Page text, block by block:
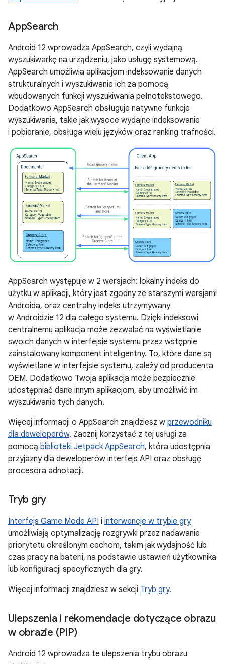
AppSearch
Android 12 wprowadza AppSearch, czyli wydajną
wyszukiwarkę na urządzeniu, jako usługę systemową.
AppSearch umożliwia aplikacjom indeksowanie danych
strukturalnych i wyszukiwanie ich za pomocą
wbudowanych funkcji wyszukiwania pełnotekstowego.
Dodatkowo AppSearch obsługuje natywne funkcje
wyszukiwania, takie jak wysoce wydajne indeksowanie
i pobieranie, obsługa wielu języków oraz ranking trafności.
AppSearch występuje w 2 wersjach: lokalny indeks do
użytku w aplikacji, który jest zgodny ze starszymi wersjami
Androida, oraz centralny indeks utrzymywany
w Androidzie 12 dla całego systemu. Dzięki indeksowi
centralnemu aplikacja może zezwalać na wyświetlanie
swoich danych w interfejsie systemu przez wstępnie
zainstalowany komponent inteligentny. To, które dane są
wyświetlane w interfejsie systemu, zależy od producenta
OEM. Dodatkowo Twoja aplikacja może bezpiecznie
udostępniać dane innym aplikacjom, aby umożliwić im
wyszukiwanie tych danych.
Więcej informacji o AppSearch znajdziesz w przewodniku
dla deweloperów. Zacznij korzystać z tej usługi za
pomocą biblioteki Jetpack AppSearch, która udostępnia
przyjazny dla deweloperów interfejs API oraz obsługę
procesora adnotacji.
Tryb gry
Interfejs Game Mode API i interwencje w trybie gry
umożliwiają optymalizację rozgrywki przez nadawanie
priorytetu określonym cechom, takim jak wydajność lub
czas pracy na baterii, na podstawie ustawień użytkownika
lub konfiguracji specyficznych dla gry.
Więcej informacji znajdziesz w sekcji Tryb gry.
Ulepszenia i rekomendacje dotyczące obrazu
w obrazie (PiP)
Android 12 wprowadza te ulepszenia trybu obrazu